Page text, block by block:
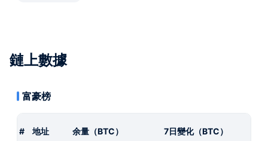
鏈上數據
富豪榜
# 地址 余量（BTC） 7日變化（BTC）